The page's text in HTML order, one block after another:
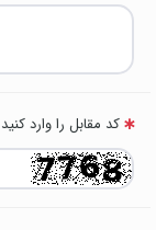
کد مقابل را وارد کنید